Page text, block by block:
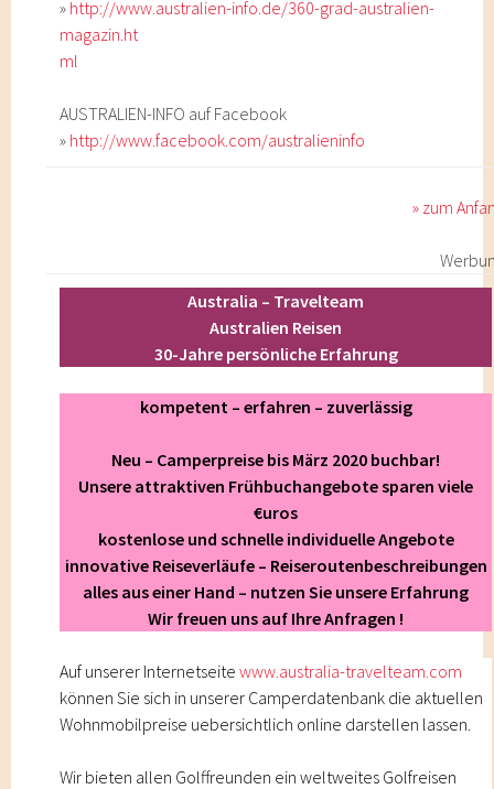
» http://www.australien-info.de/360-grad-australien-
magazin.ht
ml
AUSTRALIEN-INFO auf Facebook
» http://www.facebook.com/australieninfo
» zum
Australia – Travelteam
Australien Reisen
30-Jahre persönliche Erfahrung
kompetent – erfahren – zuverlässig
Neu – Camperpreise bis März 2020 buchbar!
Unsere attraktiven Frühbuchangebote sparen viele
€uros
kostenlose und schnelle individuelle Angebote
innovative Reiseverläufe – Reiseroutenbeschreibungen
alles aus einer Hand – nutzen Sie unsere Erfahrung
Wir freuen uns auf Ihre Anfragen !
Auf unserer Internetseitewww.australia-travelteam.com
können Sie sich in unserer Camperdatenbank die aktuellen
Wohnmobilpreise uebersichtlich online darstellen lassen.
Wir bieten allen Golffreunden ein weltweites Golfreisen